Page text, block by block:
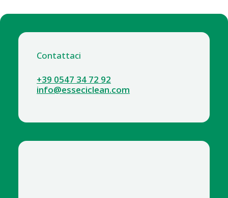
Contattaci
+39 0547 34 72 92
info@esseciclean.com